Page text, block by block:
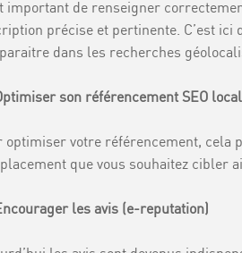
important de renseigner
précise et pertinente. C’est ici
dans les recherches
son référencement SEO
optimiser votre référencement, cela
que vous souhaitez cibler
les avis (e-reputation)